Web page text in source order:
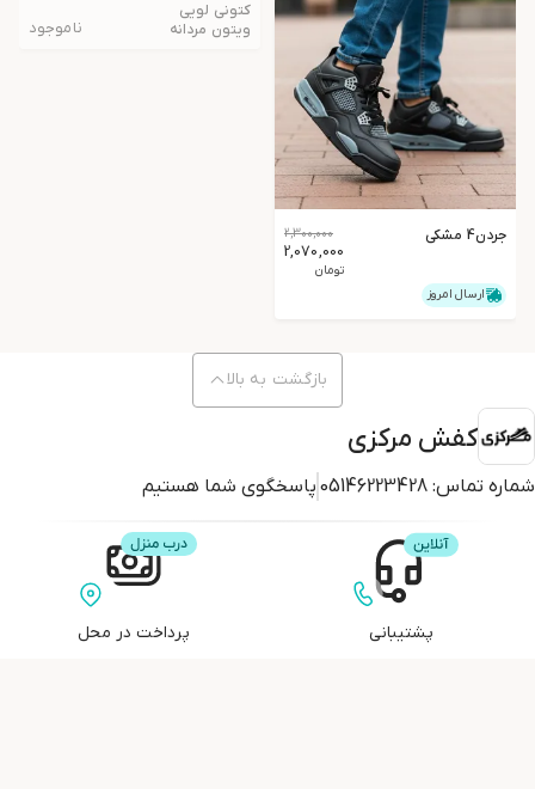
جردن4 مشکی 2,300,000
2,070,000
تومان
ارسال امروز
کتونی لویی
ویتون مردانه
ناموجود
کفش مرکزی
شماره تماس: 05146223428 پاسخگوی شما هستیم
بازگشت به بالا
پشتیبانی پرداخت در محل